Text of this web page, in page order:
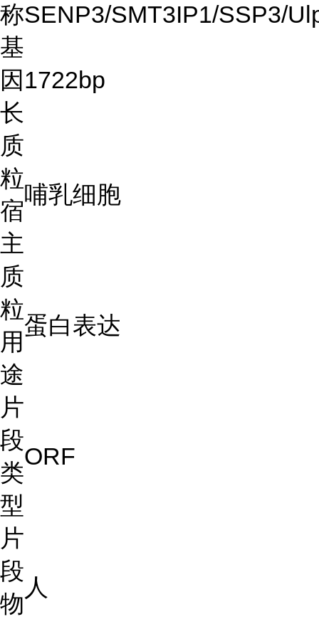
称SENP3/SMT3IP1/SSP3/
基
因
长
1722bp
质
粒
宿
主
哺乳细胞
质
粒
用
途
蛋白表达
片
段
类
型
ORF
片
段
物
人